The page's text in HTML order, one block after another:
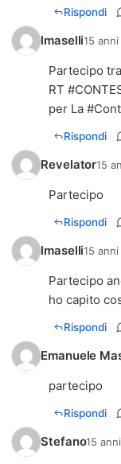
Rispondi
lmaselli15
Partecipo
RT
per La
Rispondi
Revelator15
Partecipo
Rispondi
lmaselli15
Partecipo
ho capito
Rispondi
Emanuele
partecipo
Rispondi
Stefano15